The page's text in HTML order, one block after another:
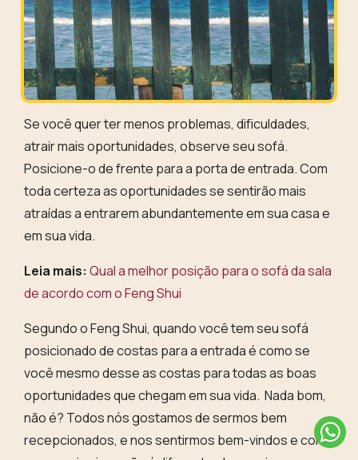
Se você quer ter menos problemas, dificuldades,
atrair mais oportunidades, observe seusofá.
Posicione-o de frente para a porta de entrada. Com
toda certeza as oportunidades se sentirão mais
atraídas a entrarem abundantemente em sua casa e
em sua vida.
Leia mais: Qual a melhor posição para o sofá da sala
de acordo com o Feng Shui
Segundo o Feng Shui, quando você tem seu sofá
posicionado de costas para a entrada é como se
você mesmo desse as costas para todas as boas
oportunidades que chegam em sua vida. Nada bom,
não é? Todos nós gostamos de sermos bem
recepcionados, e nos sentirmos bem-vindos e com